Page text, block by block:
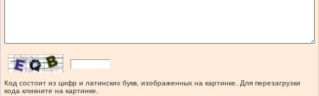
Код состоит из цифр и латинских букв, изображенных на картинке. Для перезагрузки
кода кликните на картинке.